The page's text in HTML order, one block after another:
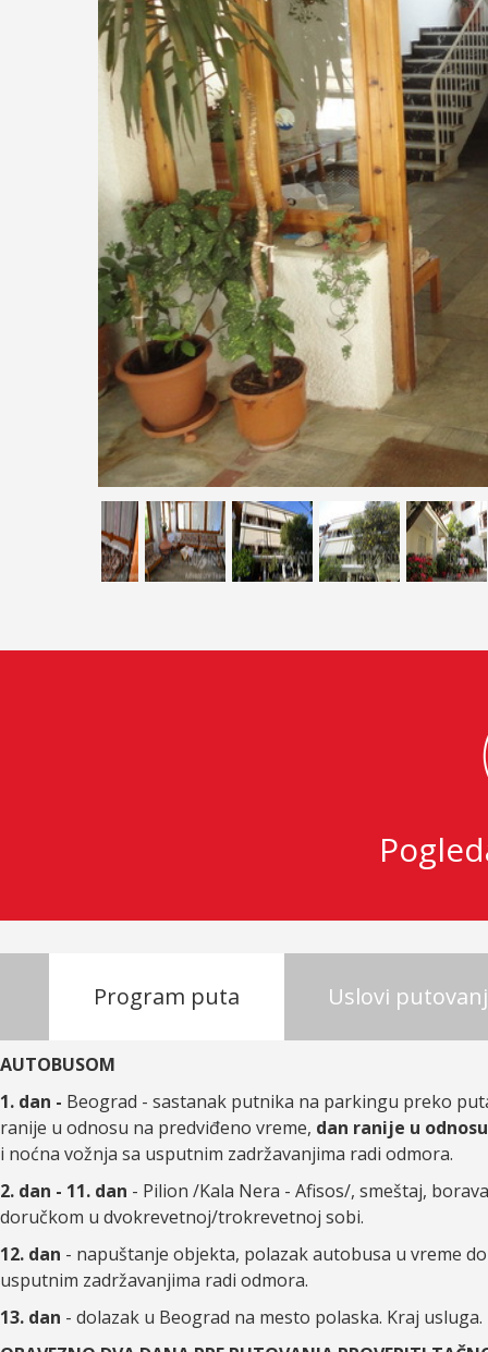
Program puta Uslovi
AUTOBUSOM
1. dan - Beograd - sastanak putnika na parkingu preko
ranije u odnosu na predviđeno vreme, dan ranije u
i noćna vožnja sa usputnim zadržavanjima radi odmora.
2. dan - 11. dan - Pilion /Kala Nera - Afisos/, smeštaj,
doručkom u dvokrevetnoj/trokrevetnoj sobi.
12. dan - napuštanje objekta, polazak autobusa u vreme
usputnim zadržavanjima radi odmora.
13. dan - dolazak u Beograd na mesto polaska. Kraj usluga.